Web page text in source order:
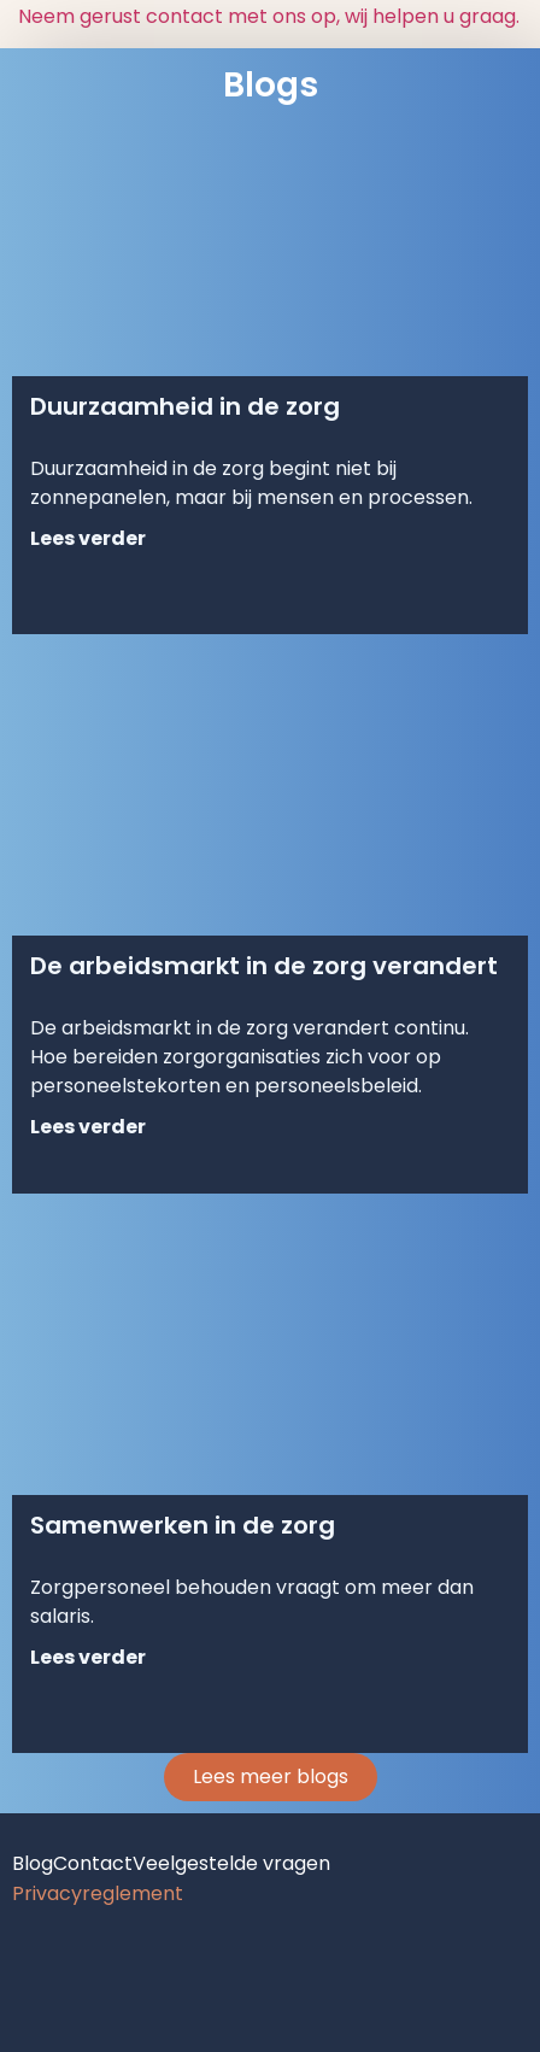
Neem gerust contact met ons op, wij helpen u graag.
Blogs
Duurzaamheid in de zorg
Duurzaamheid in de zorg begint niet bij
zonnepanelen, maar bij mensen en processen.
Lees verder
De arbeidsmarkt in de zorg verandert
De arbeidsmarkt in de zorg verandert continu.
Hoe bereiden zorgorganisaties zich voor op
personeelstekorten en personeelsbeleid.
Lees verder
Samenwerken in de zorg
Zorgpersoneel behouden vraagt om meer dan
salaris.
Lees verder
Lees meer blogs
BlogContactVeelgestelde vragen
Privacyreglement